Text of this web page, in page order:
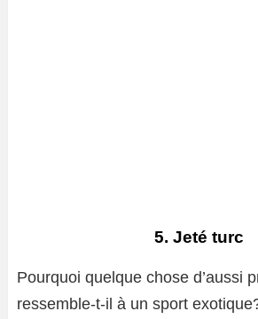
5. Jeté turc
Pourquoi quelque chose d’aussi
ressemble-t-il à un sport